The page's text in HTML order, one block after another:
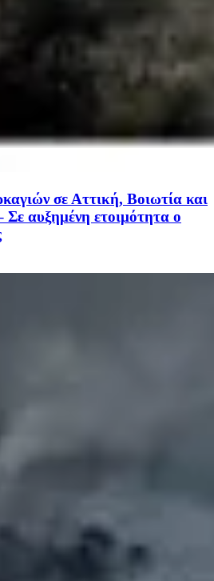
σε Αττική, Βοιωτία και
αυξημένη ετοιμότητα ο